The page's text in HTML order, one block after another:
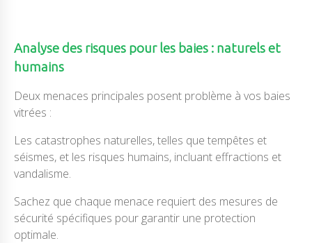
Analyse des risques pour les baies : naturels et
humains
Deux menaces principales posent problème à vos baies
vitrées :
Les catastrophes naturelles, telles que tempêtes et
séismes, et les risques humains, incluant effractions et
vandalisme.
Sachez que chaque menace requiert des mesures de
sécurité spécifiques pour garantir une protection
optimale.